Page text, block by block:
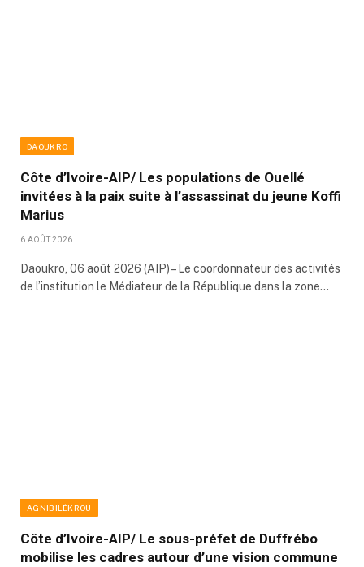
DAOUKRO
Côte d’Ivoire-AIP/ Les populations de Ouellé
invitées à la paix suite à l’assassinat du jeune Koffi
Marius
6 AOÛT 2026
Daoukro, 06 août 2026 (AIP) – Le coordonnateur des activités
de l’institution le Médiateur de la République dans la zone…
AGNIBILÉKROU
Côte d’Ivoire-AIP/ Le sous-préfet de Duffrébo
mobilise les cadres autour d’une vision commune